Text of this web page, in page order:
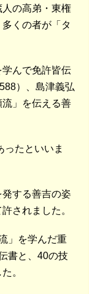
の高弟・東権
くの者が「タ
んで免許皆伝
）、島津義弘
」を伝える善
ったといいま
する善吉の姿
されました。
」を学んだ重
書と、40の技
。